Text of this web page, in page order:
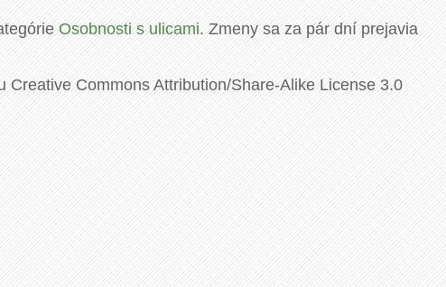
Osobnosti s ulicami. Zmeny sa za pár dní prejavia
Commons Attribution/Share-Alike License 3.0